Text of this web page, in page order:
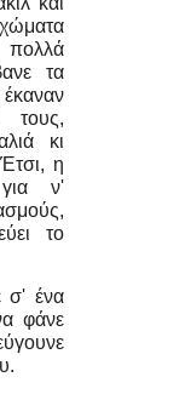
τα
τους,
κι
η
για ν'
το
σ' ένα
φάνε